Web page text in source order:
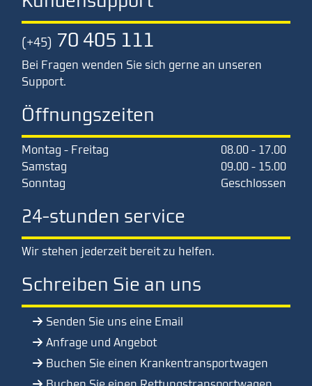
(+45) 70 405 111
Bei Fragen wenden Sie sich gerne an unseren
Support.
Öffnungszeiten
Montag - Freitag
08.00 - 17.00
Samstag
09.00 - 15.00
Sonntag
Geschlossen
24-stunden service
Wir stehen jederzeit bereit zu helfen.
Schreiben Sie an uns
Senden Sie uns eine Email
Anfrage und Angebot
Buchen Sie einen Krankentransportwagen